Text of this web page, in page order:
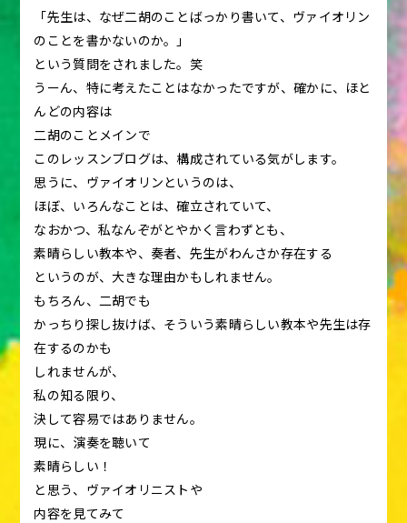
「先生は、なぜ二胡のことばっかり書いて、ヴァイオリン
のことを書かないのか。」
という質問をされました。笑
うーん、特に考えたことはなかったですが、確かに、ほと
んどの内容は
二胡のことメインで
このレッスンブログは、構成されている気がします。
思うに、ヴァイオリンというのは、
ほぼ、いろんなことは、確立されていて、
なおかつ、私なんぞがとやかく言わずとも、
素晴らしい教本や、奏者、先生がわんさか存在する
というのが、大きな理由かもしれません。
もちろん、二胡でも
かっちり探し抜けば、そういう素晴らしい教本や先生は存
在するのかも
しれませんが、
私の知る限り、
決して容易ではありません。
現に、演奏を聴いて
素晴らしい！
と思う、ヴァイオリニストや
内容を見てみて